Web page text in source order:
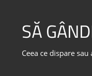
contentSĂ
Ceea ce dispare